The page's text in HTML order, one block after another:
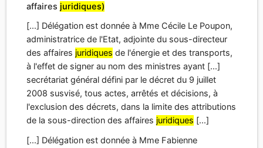
affaires juridiques)
[...] Délégation est donnée à Mme Cécile Le Poupon,
administratrice de l'Etat, adjointe du sous-directeur
des affaires juridiques de l'énergie et des transports,
à l'effet de signer au nom des ministres ayant [...]
secrétariat général défini par le décret du 9 juillet
2008 susvisé, tous actes, arrêtés et décisions, à
l'exclusion des décrets, dans la limite des attributions
de la sous-direction des affaires juridiques [...]
[...] Délégation est donnée à Mme Fabienne